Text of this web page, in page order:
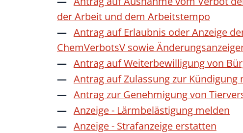
der Arbeit und dem Arbeitstempo
Antrag auf Erlaubnis oder Anzeige
ChemVerbotsV sowie
Antrag auf Weiterbewilligung von
Antrag auf Zulassung zur
Antrag zur Genehmigung von
Anzeige - Lärmbelästigung melden
Anzeige - Strafanzeige erstatten